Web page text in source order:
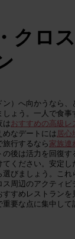
クロ
）へ向かうなら、
ょう。一人で食事
はおすすめの高級レ
なデートには居心
行するなら家族連
後は活力を回復す
てください。安定
選びましょう。これ
周辺のアクティビ
すめレストランを
要な点に集中し